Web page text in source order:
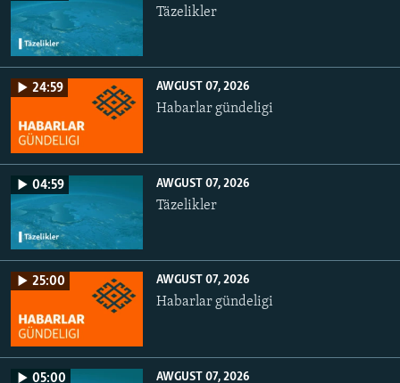
Täzelikler
24:59 AWGUST 07, 2026
Habarlar gündeligi
04:59 AWGUST 07, 2026
Täzelikler
25:00 AWGUST 07, 2026
Habarlar gündeligi
05:00 AWGUST 07, 2026